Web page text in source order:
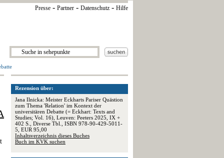
Presse - Partner - Datenschutz - Hilfe
Rezension über:
Jana Ilnicka: Meister Eckharts Pariser Quästion
zum Thema 'Relation' im Kontext der
universitären Debatte (= Eckhart: Texts and
Studies; Vol. 16), Leuven: Peeters 2025, IX +
402 S., Diverse Tbl., ISBN 978-90-429-5011-
5, EUR 95,00
Inhaltsverzeichnis dieses Buches
Buch im KVK suchen